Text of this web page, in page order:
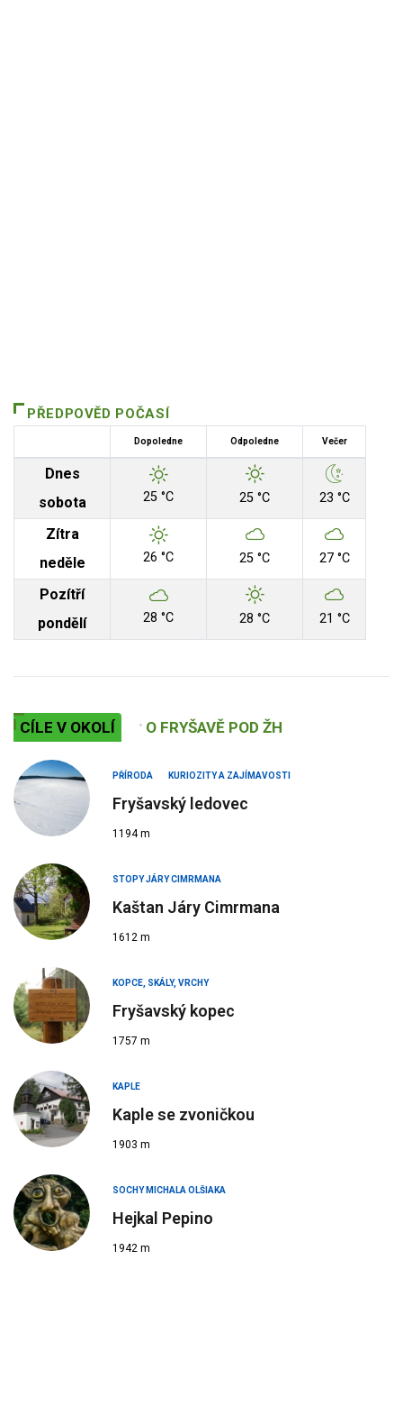
PŘEDPOVĚD POČASÍ
Dopoledne Odpoledne Večer
Dnes
sobota
25 °C 25 °C 23 °C
Zítra
neděle
26 °C 25 °C 27 °C
Pozítří
pondělí
28 °C 28 °C 21 °C
CÍLE V OKOLÍ O FRYŠAVĚ POD ŽH
PŘÍRODA KURIOZITY A ZAJÍMAVOSTI
Fryšavský ledovec
1194 m
STOPY JÁRY CIMRMANA
Kaštan Járy Cimrmana
1612 m
KOPCE, SKÁLY, VRCHY
Fryšavský kopec
1757 m
KAPLE
Kaple se zvoničkou
1903 m
SOCHY MICHALA OLŠIAKA
Hejkal Pepino
1942 m